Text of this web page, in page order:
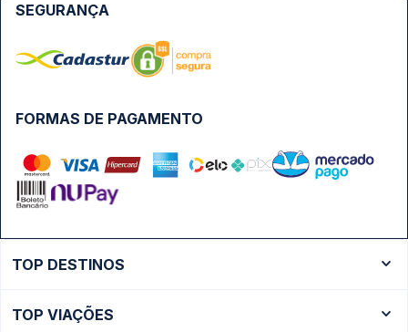
FORMAS DE PAGAMENTO
SEGURANÇA
TOP DESTINOS
Ônibus São Paulo
TOP VIAÇÕES